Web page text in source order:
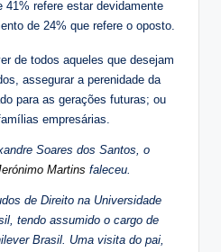
41% refere estar devidamente
de 24% que refere o oposto.
de todos aqueles que desejam
assegurar a perenidade da
para as gerações futuras; ou
empresárias.
Soares dos Santos, o
Martins faleceu.
de Direito na Universidade
tendo assumido o cargo de
Brasil. Uma visita do pai,